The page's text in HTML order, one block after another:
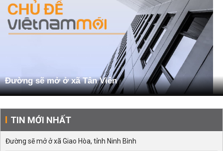
Đường sẽ mở ở xã Tân Viên
TIN MỚI NHẤT
Đường sẽ mở ở xã Giao Hòa, tỉnh Ninh Bình